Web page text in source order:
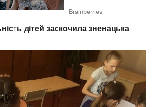
дітей заскочила зненацька